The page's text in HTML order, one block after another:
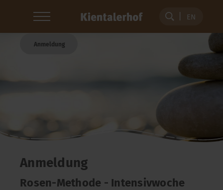
EN
Anmeldung
Anmeldung
Rosen-Methode - Intensivwoche